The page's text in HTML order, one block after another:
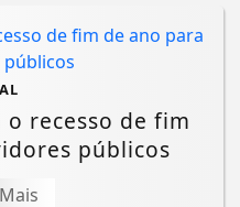
recesso de fim
públicos